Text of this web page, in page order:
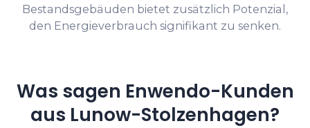
Bestandsgebäuden bietet zusätzlich Potenzial,
den Energieverbrauch signifikant zu senken.
Was sagen Enwendo-Kunden
aus Lunow-Stolzenhagen?